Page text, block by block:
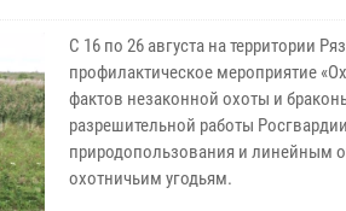
С 16 по 26 августа на территории
профилактическое мероприятие
фактов незаконной охоты и
разрешительной работы
природопользования и линейным
охотничьим угодьям.